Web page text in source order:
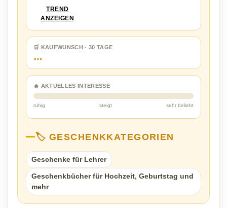
TREND
ANZEIGEN
🛒 KAUFWUNSCH · 30 TAGE
…
🔥 AKTUELLES INTERESSE
ruhig steigt sehr beliebt
🏷️ GESCHENKKATEGORIEN
Geschenke für Lehrer
Geschenkbücher für Hochzeit, Geburtstag und
mehr